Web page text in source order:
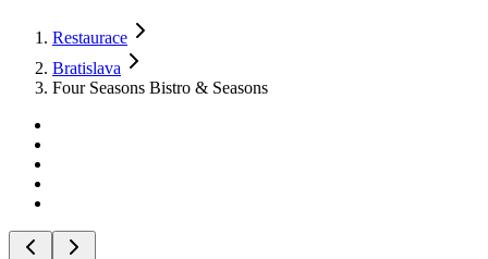
Restaurace
Bratislava
Four Seasons Bistro & Seasons